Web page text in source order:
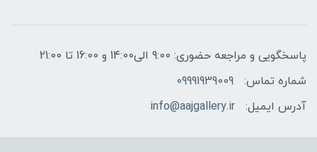
پاسخگویی و مراجعه حضوری: 9:00 الی14:00 و 16:00 تا 21:00
شماره تماس:
09991939009
آدرس ایمیل:
info@aajgallery.ir